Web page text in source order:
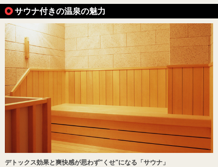
サウナ付きの温泉の魅力
デトックス効果と爽快感が思わず"くせ"になる「サウナ」